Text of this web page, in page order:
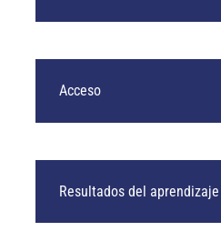
Acceso
Resultados del aprendizaje